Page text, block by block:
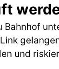
Bahnhof
und